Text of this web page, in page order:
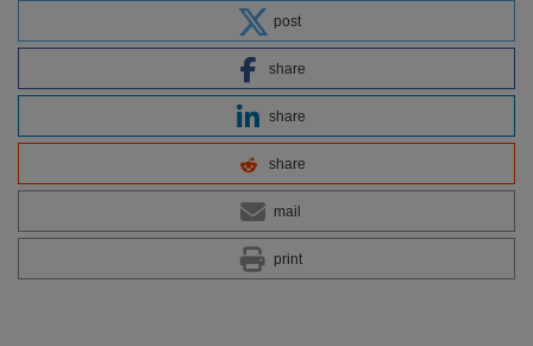
post
share
share
share
mail
print